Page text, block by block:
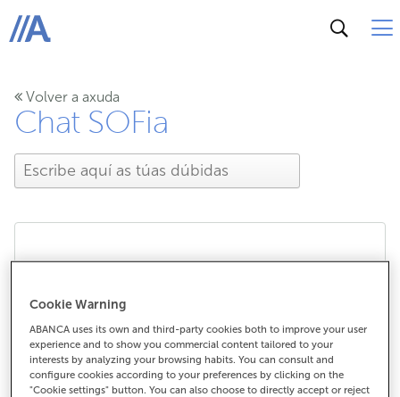
ABANCA
Volver a axuda
Chat SOFia
IA xenerativa, e como
funciona?
Cookie Warning
ABANCA uses its own and third-party cookies both to improve your user
experience and to show you commercial content tailored to your
interests by analyzing your browsing habits. You can consult and
configure cookies according to your preferences by clicking on the
"Cookie settings" button. You can also choose to directly accept or reject